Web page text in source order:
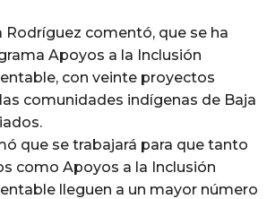
comentó, que se ha
Apoyos a la Inclusión
con veinte proyectos
comunidades indígenas de Baja
que se trabajará para que tanto
como Apoyos a la Inclusión
lleguen a un mayor número